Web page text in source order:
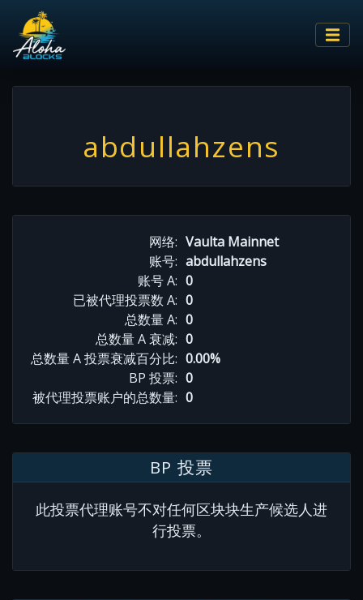
abdullahzens
网络: Vaulta Mainnet
账号: abdullahzens
账号 A: 0
已被代理投票数 A: 0
总数量 A: 0
总数量 A 衰减: 0
总数量 A 投票衰减百分比: 0.00%
BP 投票: 0
被代理投票账户的总数量: 0
BP 投票
此投票代理账号不对任何区块块生产候选人进
行投票。